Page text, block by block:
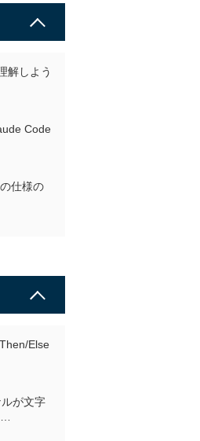
解しよう
Code
仕様の
Else
ルが文字